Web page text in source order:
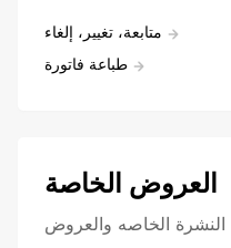
متابعة، تغيير، إلغاء
طباعة فاتورة
العروض الخاصة
الخاصه والعروض